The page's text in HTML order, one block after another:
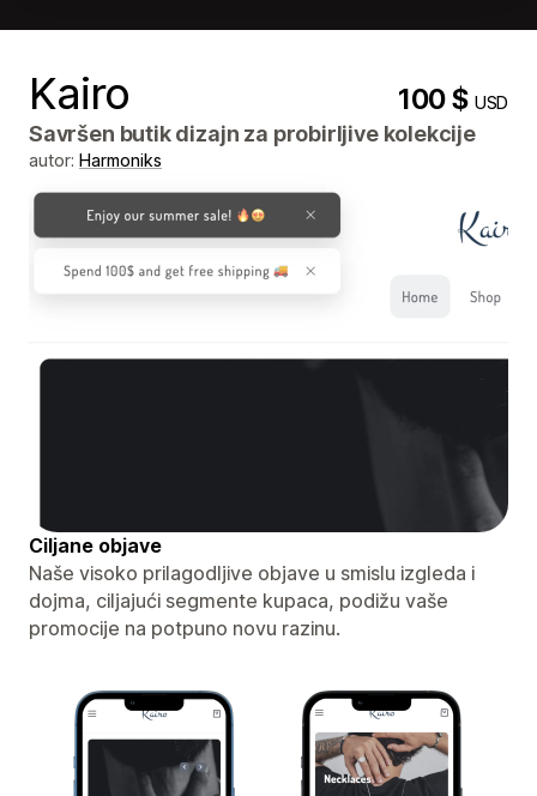
Kairo 100 $USD
Savršen butik dizajn za probirljive kolekcije
autor: Harmoniks
Ciljane objave
Naše visoko prilagodljive objave u smislu izgleda i
dojma, ciljajući segmente kupaca, podižu vaše
promocije na potpuno novu razinu.